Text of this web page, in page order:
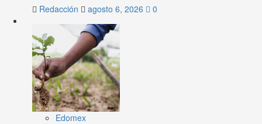
Redacción agosto 6, 2026 0
Edomex